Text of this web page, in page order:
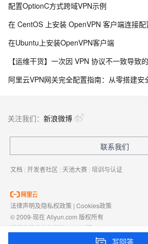
配置OptionC方式跨域VPN示例
在 CentOS 上安装 OpenVPN 客户端连接配
在Ubuntu上安装OpenVPN客户端
【运维干货】一次因 VPN 协议不一致导致
阿里云VPN网关完全配置指南：从零搭建安
写回答
关注我们： 新浪微博
联系我们
文档 | 开发者社区 | 天池大赛 | 培训与认证
法律声明及隐私权政策 | Cookies政策
© 2009-现在 Aliyun.com 版权所有
增值电信业务经营许可证： 浙B2-20080101
浙D3-20210002